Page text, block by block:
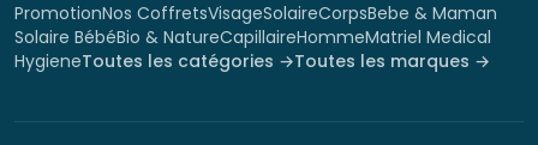
PromotionNos CoffretsVisageSolaireCorpsBebe & Maman
Solaire BébéBio & NatureCapillaireHommeMatriel Medical
HygieneToutes les catégories →Toutes les marques →